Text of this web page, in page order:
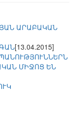
ԱՐԱԲԱԿԱՆ
[13.04.2015]
ՄԻՋՈՑ ԵՆ